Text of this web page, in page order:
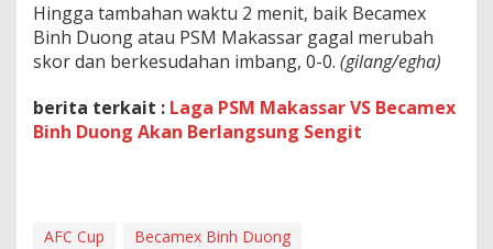
Hingga tambahan waktu 2 menit, baik Becamex
Binh Duong atau PSM Makassar gagal merubah
skor dan berkesudahan imbang, 0-0. (gilang/egha)
berita terkait : Laga PSM Makassar VS Becamex
Binh Duong Akan Berlangsung Sengit
AFC Cup
Becamex Binh Duong